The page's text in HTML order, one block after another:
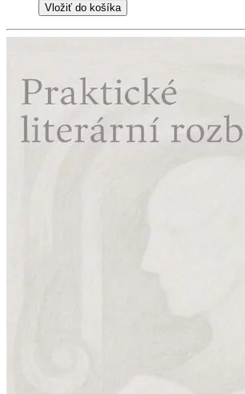
Vložiť do košíka